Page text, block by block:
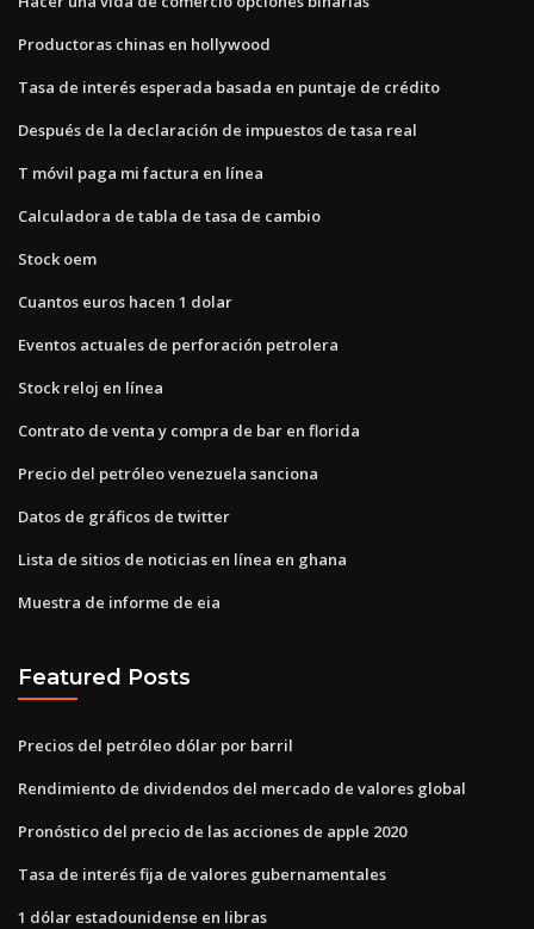
Productoras chinas en hollywood
Tasa de interés esperada basada en puntaje de crédito
Después de la declaración de impuestos de tasa real
T móvil paga mi factura en línea
Calculadora de tabla de tasa de cambio
Stock oem
Cuantos euros hacen 1 dolar
Eventos actuales de perforación petrolera
Stock reloj en línea
Contrato de venta y compra de bar en florida
Precio del petróleo venezuela sanciona
Datos de gráficos de twitter
Lista de sitios de noticias en línea en ghana
Muestra de informe de eia
Featured Posts
Precios del petróleo dólar por barril
Rendimiento de dividendos del mercado de valores global
Pronóstico del precio de las acciones de apple 2020
Tasa de interés fija de valores gubernamentales
1 dólar estadounidense en libras